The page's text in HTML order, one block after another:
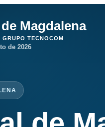
Magdalena
GRUPO TECNOCOM
de 2026